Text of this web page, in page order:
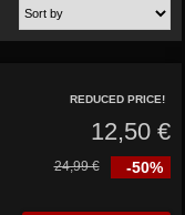
REDUCED PRICE!
12,50 €
-50%
24,99 €